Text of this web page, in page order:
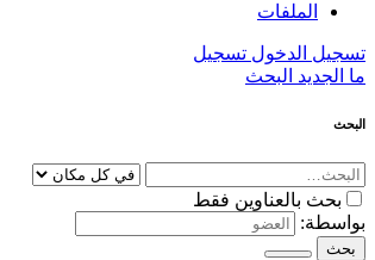
الملفات
تسجيل الدخول تسجيل
ما الجديد البحث
البحث
بحث بالعناوين فقط
بواسطة:
بحث